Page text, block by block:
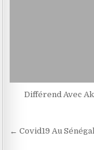
Différend Avec
Navigation
← Covid19 Au